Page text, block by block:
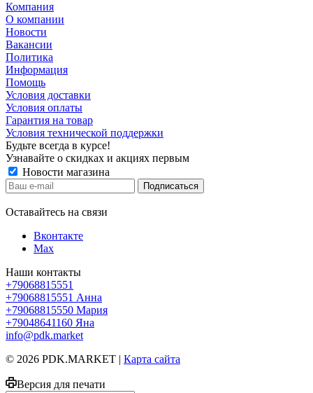
Компания
О компании
Новости
Вакансии
Политика
Информация
Помощь
Условия доставки
Условия оплаты
Гарантия на товар
Условия технической поддержки
Будьте всегда в курсе!
Узнавайте о скидках и акциях первым
Новости магазина
Оставайтесь на связи
Вконтакте
Max
Наши контакты
+79068815551
+79068815551 Анна
+79068815550 Мария
+79048641160 Яна
info@pdk.market
© 2026 PDK.MARKET | Карта сайта
Версия для печати